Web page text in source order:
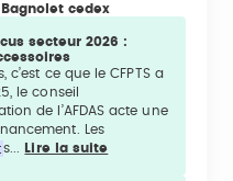
cedex
secteur 2026 :
c’est ce que le CFPTS a
le conseil
de l’AFDAS acte une
Les
s... Lire la suite